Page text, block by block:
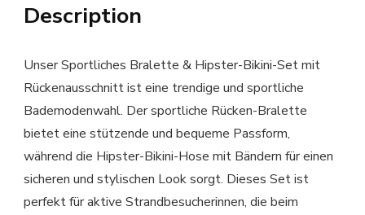
Description
Unser Sportliches Bralette & Hipster-Bikini-Set mit
Rückenausschnitt ist eine trendige und sportliche
Bademodenwahl. Der sportliche Rücken-Bralette
bietet eine stützende und bequeme Passform,
während die Hipster-Bikini-Hose mit Bändern für einen
sicheren und stylischen Look sorgt. Dieses Set ist
perfekt für aktive Strandbesucherinnen, die beim